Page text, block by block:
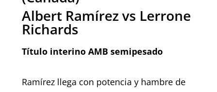
Albert Ramírez vs Lerrone
Richards
Título interino AMB semipesado
Ramírez llega con potencia y hambre de